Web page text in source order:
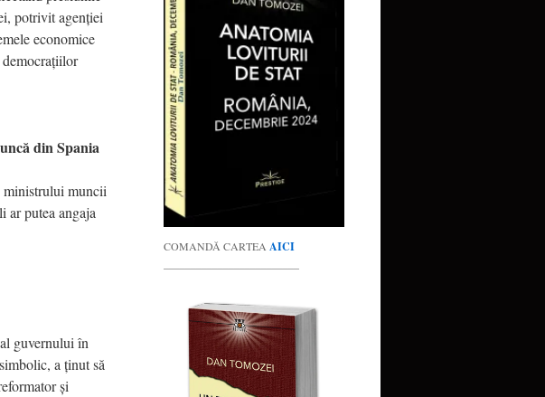
potrivit agenţiei
economice
din Spania
ministrului muncii
ar putea angaja
guvernului în
a ţinut să
şi
COMANDĂ CARTEA AICI